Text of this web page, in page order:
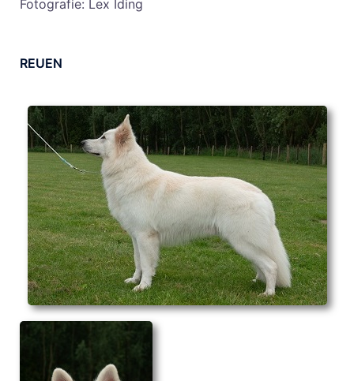
Fotografie: Lex Iding
REUEN